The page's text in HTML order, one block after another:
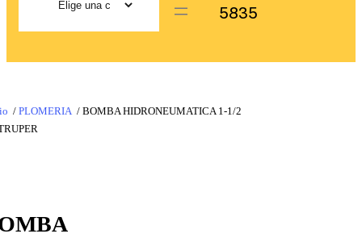
5835
/ PLOMERIA / BOMBA HIDRONEUMATICA 1-1/2